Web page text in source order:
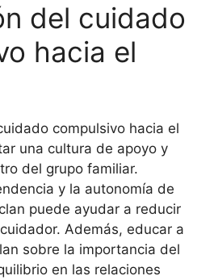
del cuidado
hacia el
compulsivo hacia el
una cultura de apoyo y
del grupo familiar.
y la autonomía de
puede ayudar a reducir
Además, educar a
sobre la importancia del
en las relaciones